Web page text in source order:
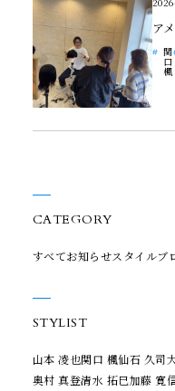
CATEGORY
すべてお知らせスタイルブ
STYLIST
山本 凌也関口 楓仙石 久司
奥村 真登清水 拓巳加藤 寛
ア
関
口
楓